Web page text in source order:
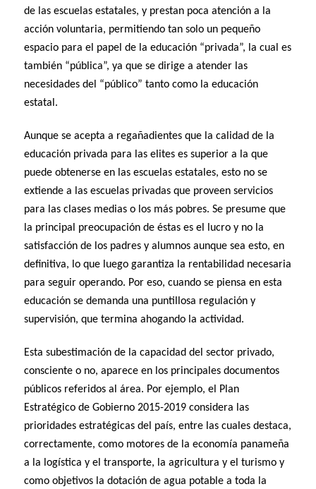
de las escuelas estatales, y prestan poca atención a la
acción voluntaria, permitiendo tan solo un pequeño
espacio para el papel de la educación “privada”, la cual es
también “pública”, ya que se dirige a atender las
necesidades del “público” tanto como la educación
estatal.
Aunque se acepta a regañadientes que la calidad de la
educación privada para las elites es superior a la que
puede obtenerse en las escuelas estatales, esto no se
extiende a las escuelas privadas que proveen servicios
para las clases medias o los más pobres. Se presume que
la principal preocupación de éstas es el lucro y no la
satisfacción de los padres y alumnos aunque sea esto, en
definitiva, lo que luego garantiza la rentabilidad necesaria
para seguir operando. Por eso, cuando se piensa en esta
educación se demanda una puntillosa regulación y
supervisión, que termina ahogando la actividad.
Esta subestimación de la capacidad del sector privado,
consciente o no, aparece en los principales documentos
públicos referidos al área. Por ejemplo, el Plan
Estratégico de Gobierno 2015-2019 considera las
prioridades estratégicas del país, entre las cuales destaca,
correctamente, como motores de la economía panameña
a la logística y el transporte, la agricultura y el turismo y
como objetivos la dotación de agua potable a toda la